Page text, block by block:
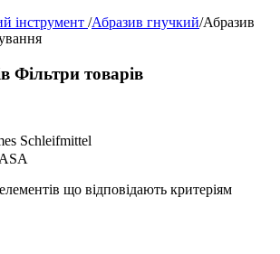
інструмент /Абразив гнучкий/Абразив
Фільтри товарів
Schleifmittel
що відповідають критеріям